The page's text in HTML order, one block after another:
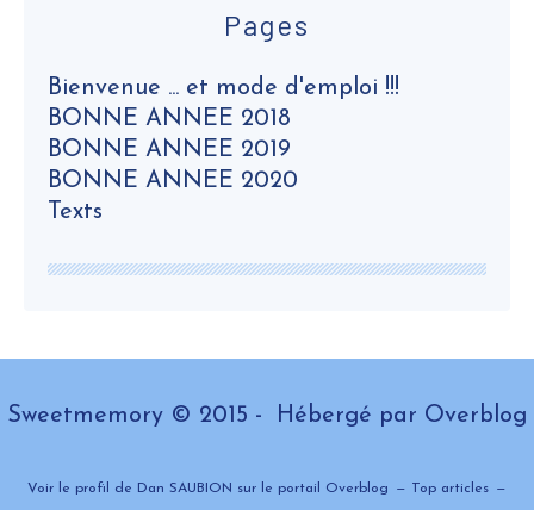
Pages
Bienvenue ... et mode d'emploi !!!
BONNE ANNEE 2018
BONNE ANNEE 2019
BONNE ANNEE 2020
Texts
Sweetmemory © 2015 - Hébergé par Overblog
Voir le profil de Dan SAUBION sur le portail Overblog Top articles